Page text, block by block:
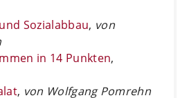
Sozialabbau, von
in 14 Punkten,
, von Wolfgang Pomrehn